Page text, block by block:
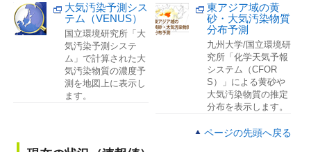
大気汚染予測シス
テム（VENUS）
国立環境研究所「大
気汚染予測システ
ム」で計算された大
気汚染物質の濃度予
測を地図上に表示し
ます。
東アジア域の黄
砂・大気汚染物質
分布予測
九州大学/国立環境研
究所「化学天気予報
システム（CFOR
S）」による黄砂や
大気汚染物質の推定
分布を表示します。
ページの先頭へ戻る